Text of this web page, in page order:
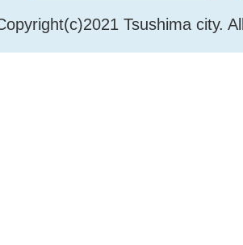
Tsushima city.